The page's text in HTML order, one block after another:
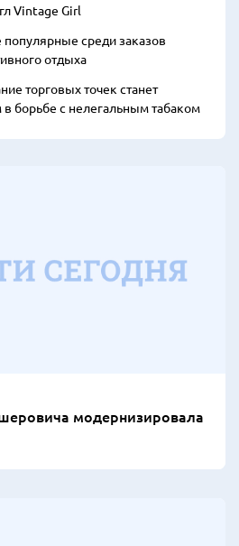
Vintage Girl
среди заказов
отдыха
торговых точек станет
борьбе с нелегальным табаком
модернизировала